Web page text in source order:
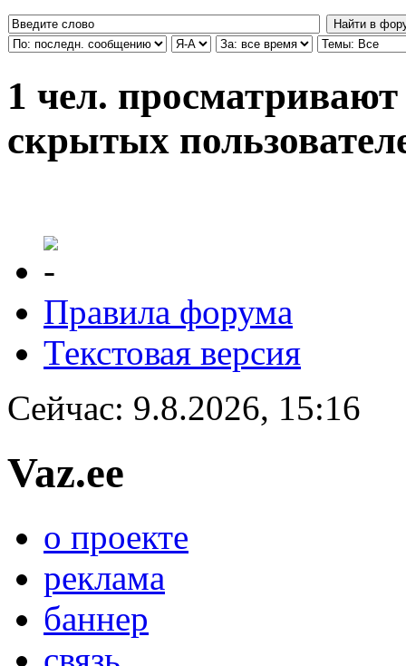
1 чел.
скрытых
Правила форума
Текстовая версия
Сейчас: 9.8.2026, 15:16
Vaz.ee
о проекте
реклама
баннер